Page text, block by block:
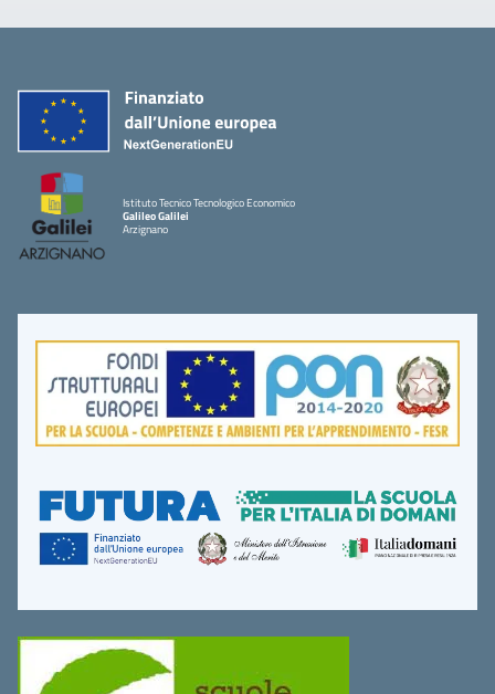
Istituto Tecnico Tecnologico Economico
Galileo Galilei
Arzignano